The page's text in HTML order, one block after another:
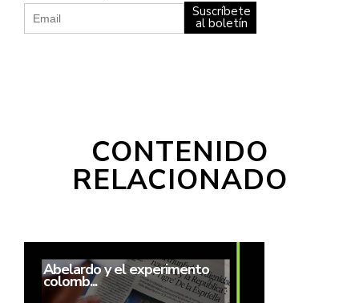
Suscríbete
al boletín
CONTENIDO
RELACIONADO
Abelardo y el experimento
colomb...